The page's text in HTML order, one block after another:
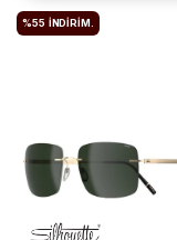
%55 İNDIRIM.